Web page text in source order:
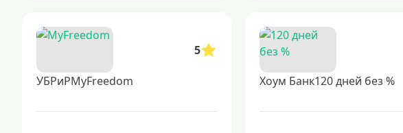
5
УБРиРMyFreedom Хоум Банк120 дней без %